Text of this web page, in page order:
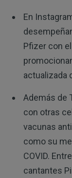
En
Pfizer con
actualizada
Además de
con otras
vacunas
como su
COVID.
cantantes